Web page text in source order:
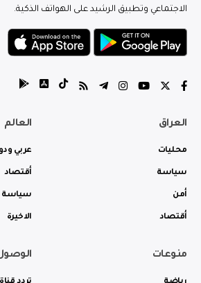
الاجتماعي وتطبيق الرشيد على الهواتف الذكية.
العراق
محليات
سياسة
أمن
أقتصاد
العالم
عربي
أقتصاد
سياسة
الاخيرة
منوعات